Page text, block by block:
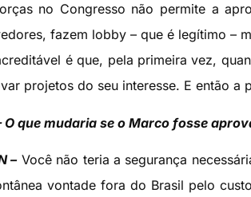
no Congresso não permite a
fazem lobby – que é legítimo –
é que, pela primeira vez,
projetos do seu interesse. E então a
O que mudaria se o Marco fosse
–Você não teria a segurança
vontade fora do Brasil pelo